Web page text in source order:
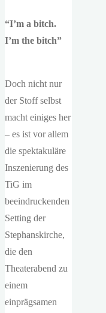
“I’m a bitch.
I’m the bitch”
Doch nicht nur
der Stoff selbst
macht einiges her
– es ist vor allem
die spektakuläre
Inszenierung des
TiG im
beeindruckenden
Setting der
Stephanskirche,
die den
Theaterabend zu
einem
einprägsamen